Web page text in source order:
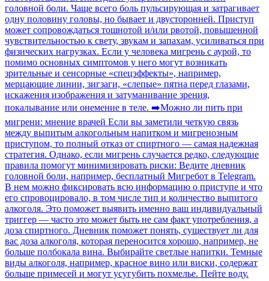
головной боли. Чаще всего боль пульсирующая и затрагивает
одну половину головы, но бывает и двусторонней. Приступ
может сопровождаться тошнотой и/или рвотой, повышенной
чувствительностью к свету, звукам и запахам, усиливаться при
физических нагрузках. Если у человека мигрень с аурой, то
помимо основных симптомов у него могут возникать
зрительные и сенсорные «спецэффекты», например,
мерцающие линии, зигзаги, «слепые» пятна перед глазами,
искажения изображения и затуманивание зрения,
покалывание или онемение в теле. ➡️Можно ли пить при
мигрени: мнение врачей Если вы заметили четкую связь
между выпитым алкогольным напитком и мигренозным
приступом, то полный отказ от спиртного — самая надежная
стратегия. Однако, если мигрень случается редко, следующие
правила помогут минимизировать риски: Ведите дневник
головной боли, например, бесплатный Мигребот в Telegram.
В нем можно фиксировать всю информацию о приступе и что
его спровоцировало, в том числе тип и количество выпитого
алкоголя. Это поможет выявить именно ваш индивидуальный
триггер — часто это может быть не сам факт употребления, а
доза спиртного. Дневник поможет понять, существует ли для
вас доза алкоголя, которая переносится хорошо, например, не
больше полбокала вина. Выбирайте светлые напитки. Темные
виды алкоголя, например, красное вино или виски, содержат
больше примесей и могут усугубить похмелье. Пейте воду.